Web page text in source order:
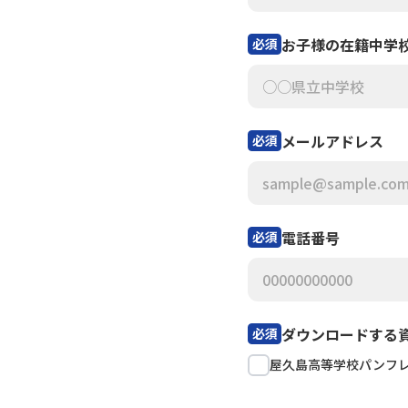
必須 お子様の在籍中学
必須 メールアドレス
必須 電話番号
必須 ダウンロードする
屋久島高等学校パンフ